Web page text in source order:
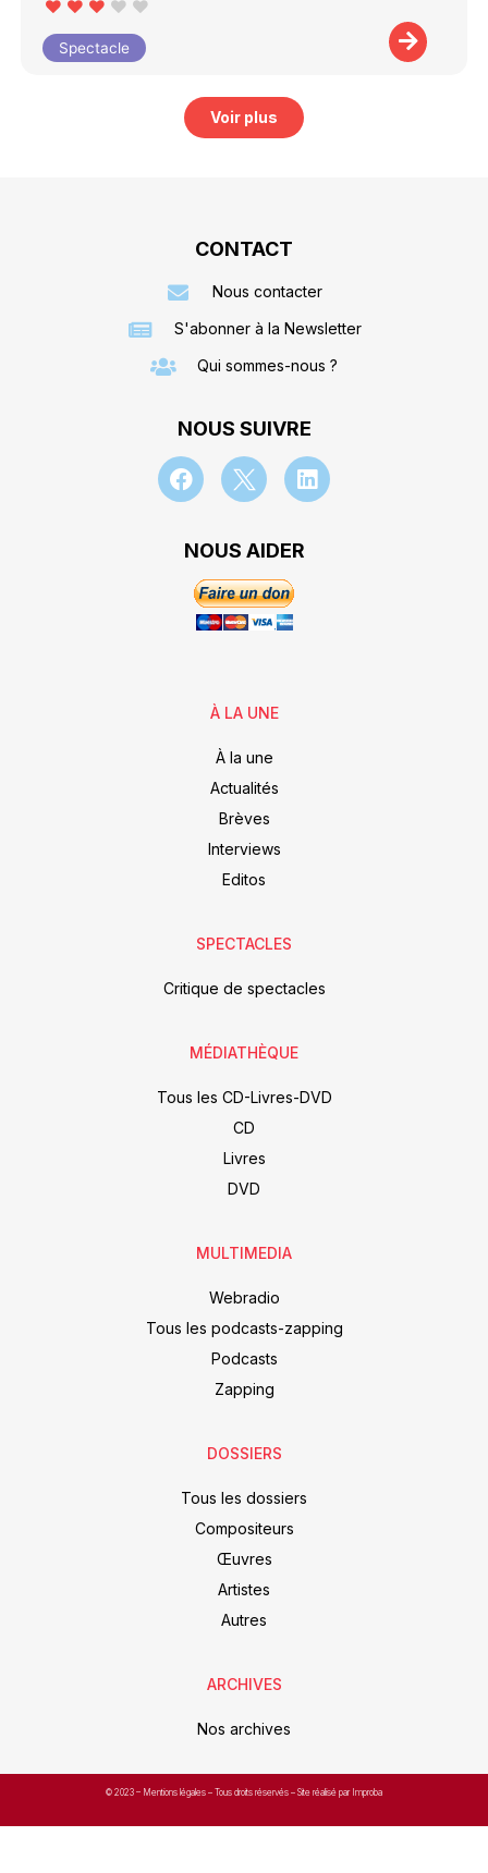
Spectacle
Voir plus
CONTACT
Nous contacter
S'abonner à la Newsletter
Qui sommes-nous ?
NOUS SUIVRE
NOUS AIDER
À LA UNE
À la une
Actualités
Brèves
Interviews
Editos
SPECTACLES
Critique de spectacles
MÉDIATHÈQUE
Tous les CD-Livres-DVD
CD
Livres
DVD
MULTIMEDIA
Webradio
Tous les podcasts-zapping
Podcasts
Zapping
DOSSIERS
Tous les dossiers
Compositeurs
Œuvres
Artistes
Autres
ARCHIVES
Nos archives
© 2023 – Mentions légales – Tous droits réservés – Site réalisé par Improba